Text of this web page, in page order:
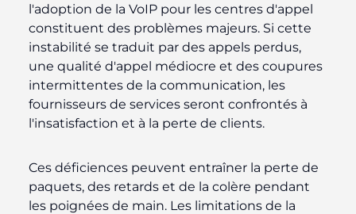
l'adoption de la VoIP pour les centres d'appel
constituent des problèmes majeurs. Si cette
instabilité se traduit par des appels perdus,
une qualité d'appel médiocre et des coupures
intermittentes de la communication, les
fournisseurs de services seront confrontés à
l'insatisfaction et à la perte de clients.
Ces déficiences peuvent entraîner la perte de
paquets, des retards et de la colère pendant
les poignées de main. Les limitations de la